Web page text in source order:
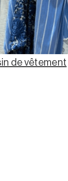
de vêtement